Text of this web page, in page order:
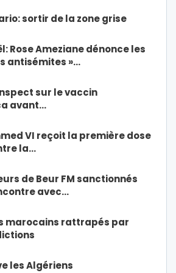
sortir de la zone grise
Rose Ameziane dénonce les
antisémites »…
sur le vaccin
avant…
VI reçoit la première dose
la…
de Beur FM sanctionnés
avec…
marocains rattrapés par
les Algériens